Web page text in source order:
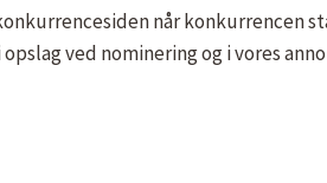
når konkurrencen
ved nominering og i vores